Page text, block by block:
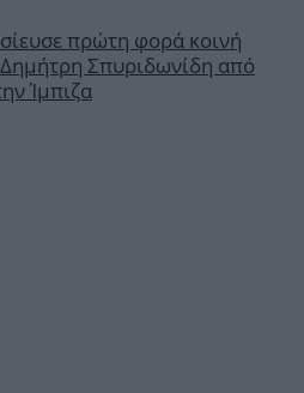
πρώτη φορά κοινή
Σπυριδωνίδη από
Ίμπιζα